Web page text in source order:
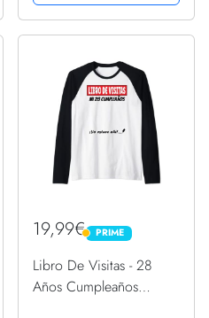
19,99€ PRIME
PRIME
Libro De Visitas - 28
Años Cumpleaños